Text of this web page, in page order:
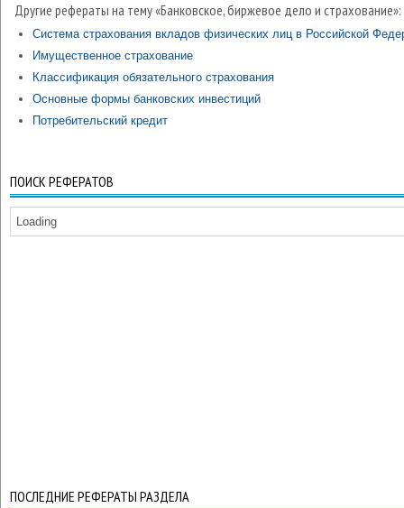
Другие рефераты на тему «Банковское, биржевое дело и страхование»:
Система страхования вкладов физических лиц в Российской
Имущественное страхование
Классификация обязательного страхования
Основные формы банковских инвестиций
Потребительский кредит
ПОИСК РЕФЕРАТОВ
Loading
ПОСЛЕДНИЕ РЕФЕРАТЫ РАЗДЕЛА